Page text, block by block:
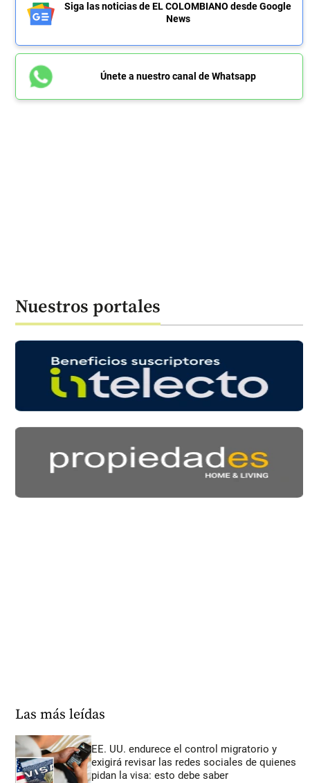
Siga las noticias de EL COLOMBIANO desde Google
News
Únete a nuestro canal de Whatsapp
Nuestros portales
Las más leídas
EE. UU. endurece el control migratorio y
exigirá revisar las redes sociales de quienes
pidan la visa: esto debe saber